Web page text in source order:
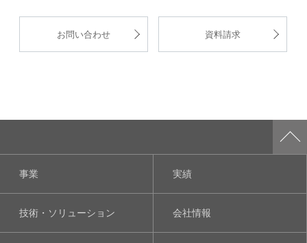
お問い合わせ 資料請求
事業 実績
技術・ソリューション 会社情報